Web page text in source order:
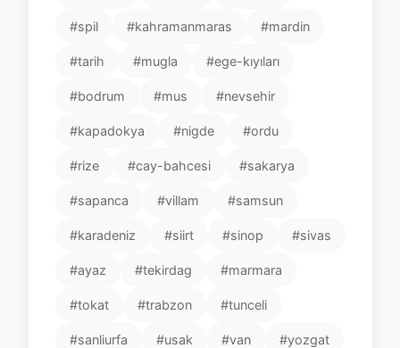
#spil #kahramanmaras #mardin
#tarih #mugla #ege-kıyıları
#bodrum #mus #nevsehir
#kapadokya #nigde #ordu
#rize #cay-bahcesi #sakarya
#sapanca #villam #samsun
#karadeniz #siirt #sinop #sivas
#ayaz #tekirdag #marmara
#tokat #trabzon #tunceli
#sanliurfa #usak #van #yozgat